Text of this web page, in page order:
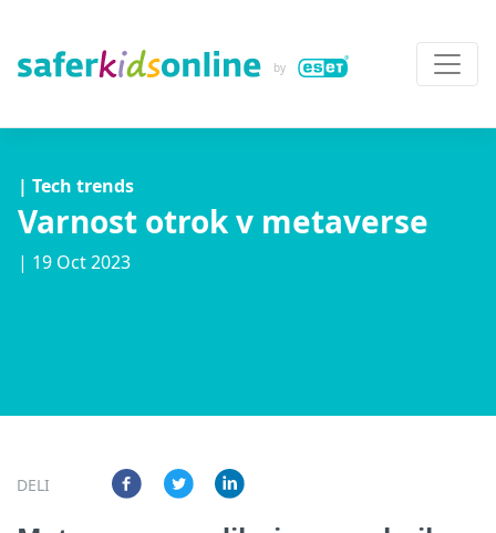
| Tech trends
Varnost otrok v metaverse
| 19 Oct 2023
DELI